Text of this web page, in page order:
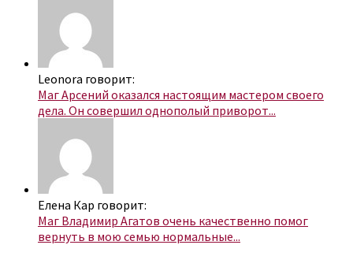
Leonora говорит:
Маг Арсений оказался настоящим мастером своего
дела. Он совершил однополый приворот...
Елена Кар говорит:
Маг Владимир Агатов очень качественно помог
вернуть в мою семью нормальные...